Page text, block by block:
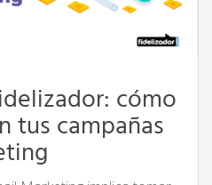
cómo
tus campañas